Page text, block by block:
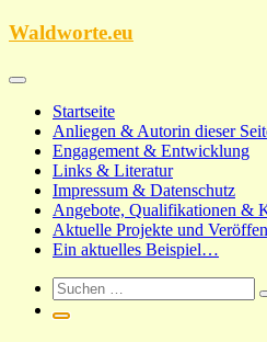
Zum
Waldworte.eu
Startseite
Anliegen & Autorin dieser
Engagement & Entwicklung
Links & Literatur
Impressum & Datenschutz
Angebote, Qualifikationen &
Aktuelle Projekte und
Ein aktuelles Beispiel…